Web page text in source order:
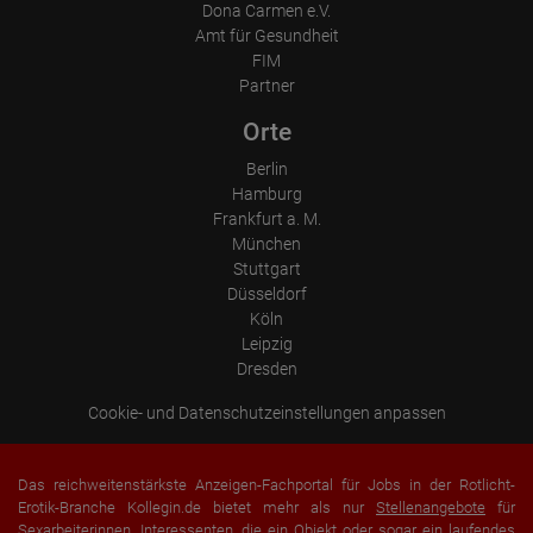
Europäische Union & USA
Dona Carmen e.V.
Amt für Gesundheit
FIM
Partner
Orte
Berlin
Hamburg
Frankfurt a. M.
München
Stuttgart
Düsseldorf
Köln
Leipzig
Dresden
Cookie- und Datenschutzeinstellungen anpassen
Das reichweitenstärkste Anzeigen-Fachportal für Jobs in der Rotlicht-
Erotik-Branche Kollegin.de bietet mehr als nur Stellenangebote für